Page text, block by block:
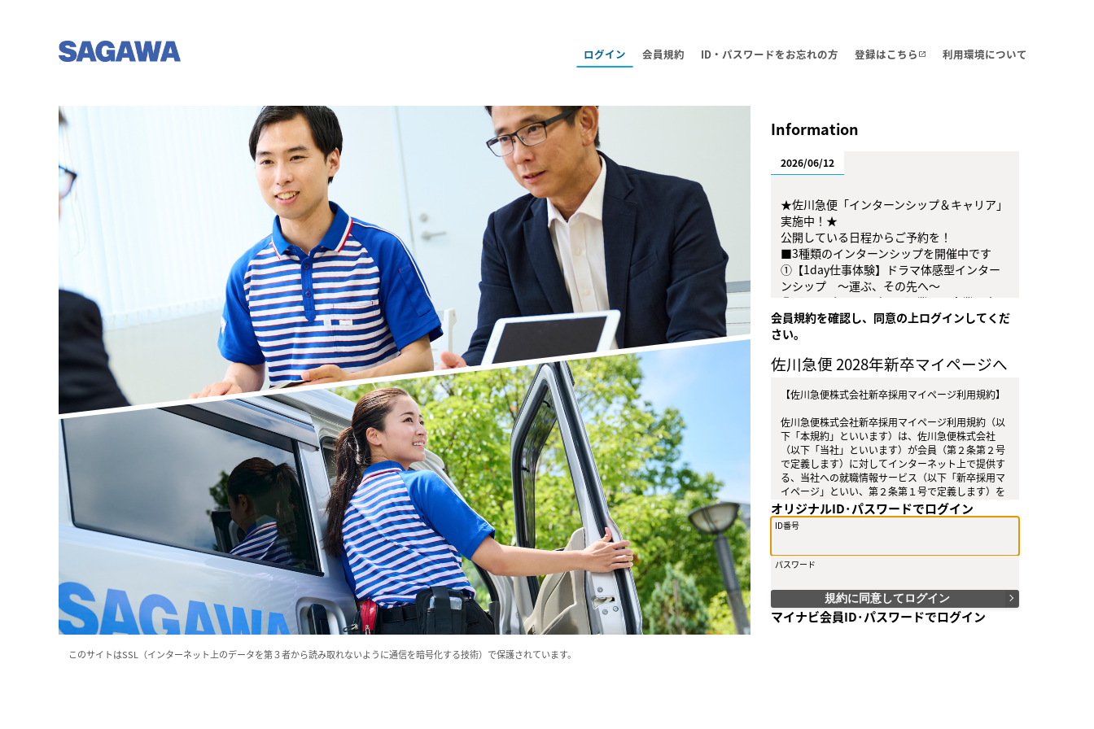
イ
ン
テ
ン
ツ
へ
ログイン 会員規約 ID・パスワードをお忘れの方 登録はこちら open_in_new 利用環境について
Information
2026/06/12
★佐川急便「インターンシップ＆キャリア」
実施中！★
公開している日程からご予約を！
■3種類のインターンシップを開催中です
①【1day仕事体験】ドラマ体感型インター
ンシップ ～運ぶ、その先へ～
②【オープンカンパニー】業界・企業研究セ
ミナー
③【オープンカンパニー】自分の軸探し＆価
会員規約を確認し、同意の上ログインしてくだ
さい。
佐川急便 2028年新卒マイページへ
ようこそ
【佐川急便株式会社新卒採用マイページ利用規約】
佐川急便株式会社新卒採用マイページ利用規約（以
下「本規約」といいます）は、佐川急便株式会社
（以下「当社」といいます）が会員（第２条第２号
で定義します）に対してインターネット上で提供す
る、当社への就職情報サービス（以下「新卒採用マ
イページ」といい、第２条第１号で定義します）を
利用されるにあたり、当社と会員との間の関係を定
めています。なお、新卒採用マイページを利用され
た場合は、本規約に同意したものとみなします。
○第１条（目的）
採用マイページの利用に関する当社と会員との間の
関係を定めることにより、当社と新卒採用マイペー
ジを利用した会員間での、当社への就職に関する情
オリジナルID･パスワードでログイン
ID番号
パスワード
規約に同意してログイン
マイナビ会員ID･パスワードでログイン
このサイトはSSL（インターネット上のデータを第３者から読み取れないように通信を暗号化する技術）で保護されています。